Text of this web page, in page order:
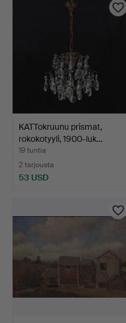
KATTokruunu prismat,
rokokotyyli, 1900-luk…
19 tuntia
2 tarjousta
53 USD